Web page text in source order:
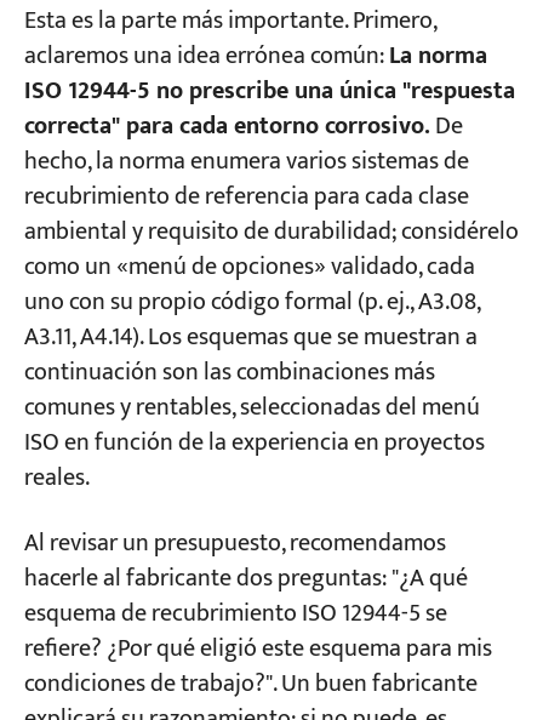
Esta es la parte más importante. Primero,
aclaremos una idea errónea común:La norma
ISO 12944-5 no prescribe una única "respuesta
correcta" para cada entorno corrosivo.De
hecho, la norma enumera varios sistemas de
recubrimiento de referencia para cada clase
ambiental y requisito de durabilidad; considérelo
como un «menú de opciones» validado, cada
uno con su propio código formal (p. ej., A3.08,
A3.11, A4.14). Los esquemas que se muestran a
continuación son las combinaciones más
comunes y rentables, seleccionadas del menú
ISO en función de la experiencia en proyectos
reales.
Al revisar un presupuesto, recomendamos
hacerle al fabricante dos preguntas: "¿A qué
esquema de recubrimiento ISO 12944-5 se
refiere? ¿Por qué eligió este esquema para mis
condiciones de trabajo?". Un buen fabricante